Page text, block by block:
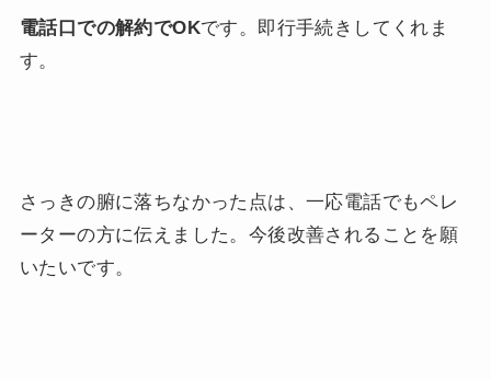
電話口での解約でOKです。即行手続きしてくれま
す。
さっきの腑に落ちなかった点は、一応電話でもペレ
ーターの方に伝えました。今後改善されることを願
いたいです。